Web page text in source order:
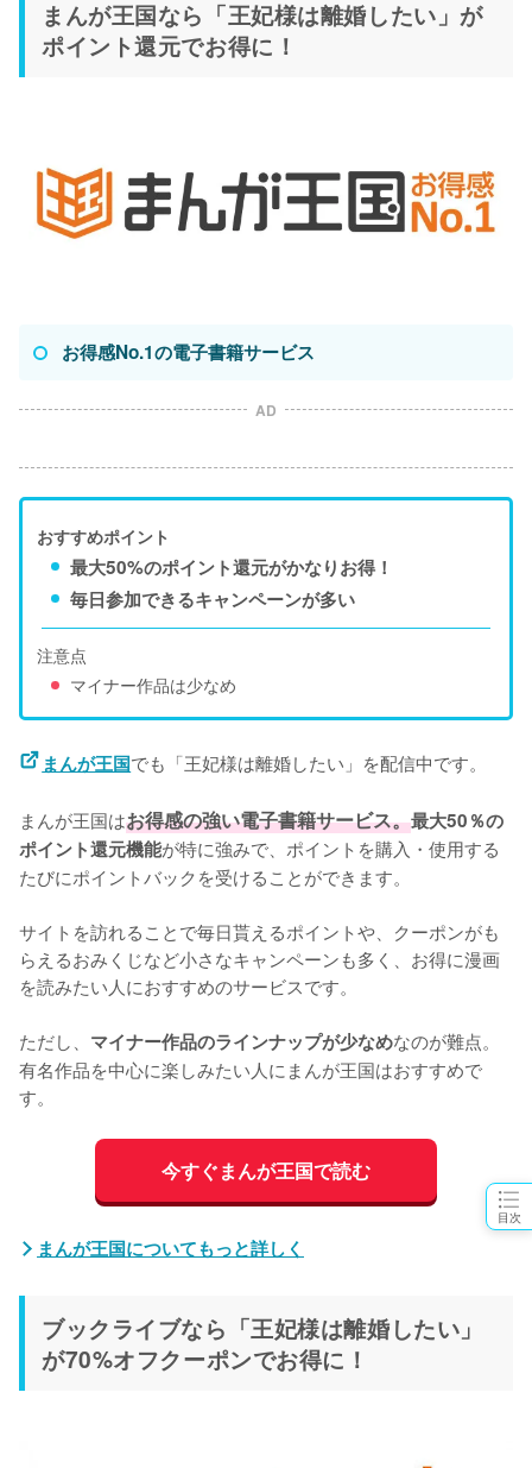
目次
まんが王国なら「王妃様は離婚したい」が
ポイント還元でお得に！
お得感No.1の電子書籍サービス
AD
おすすめポイント
最大50%のポイント還元がかなりお得！
毎日参加できるキャンペーンが多い
注意点
マイナー作品は少なめ
まんが王国でも「王妃様は離婚したい」を配信中です。
まんが王国はお得感の強い電子書籍サービス。最大50％の
ポイント還元機能が特に強みで、ポイントを購入・使用する
たびにポイントバックを受けることができます。
サイトを訪れることで毎日貰えるポイントや、クーポンがも
らえるおみくじなど小さなキャンペーンも多く、お得に漫画
を読みたい人におすすめのサービスです。
ただし、 マイナー作品のラインナップが少なめなのが難点。
有名作品を中心に楽しみたい人にまんが王国はおすすめで
す。
今すぐまんが王国で読む
まんが王国についてもっと詳しく
ブックライブなら「王妃様は離婚したい」
が70%オフクーポンでお得に！